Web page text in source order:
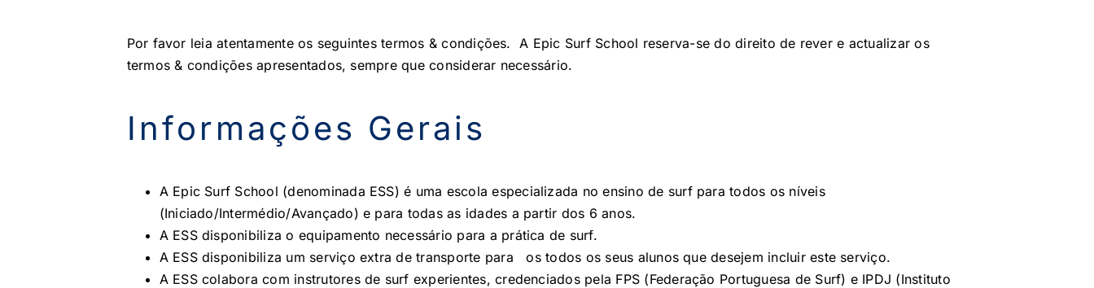
Por favor leia atentamente os seguintes termos & condições. A Epic Surf School reserva-se do direito de rever e actualizar os
termos & condições apresentados, sempre que considerar necessário.
Informações Gerais
A Epic Surf School (denominada ESS) é uma escola especializada no ensino de surf para todos os níveis
(Iniciado/Intermédio/Avançado) e para todas as idades a partir dos 6 anos.
A ESS disponibiliza o equipamento necessário para a prática de surf.
A ESS disponibiliza um serviço extra de transporte para os todos os seus alunos que desejem incluir este serviço.
A ESS colabora com instrutores de surf experientes, credenciados pela FPS (Federação Portuguesa de Surf) e IPDJ (Instituto